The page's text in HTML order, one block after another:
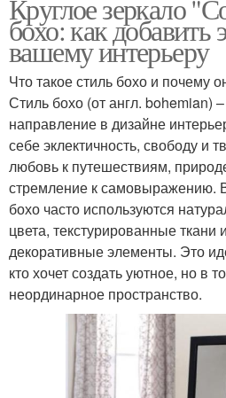
Круглое зеркало
бохо: как добавить
вашему интерьеру
Что такое стиль бохо и почему
Стиль бохо (от англ. bohemian)
направление в дизайне
себе эклектичность, свободу и
любовь к путешествиям,
стремление к самовыражению.
бохо часто используются
цвета, текстурированные
декоративные элементы. Это
кто хочет создать уютное, но в
неординарное пространство.